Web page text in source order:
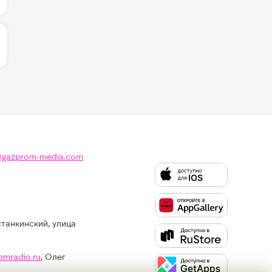
ЛАЙКОВ ЗА "RADIO BABY - DON DIABLO &
media.com
улица
, Олег